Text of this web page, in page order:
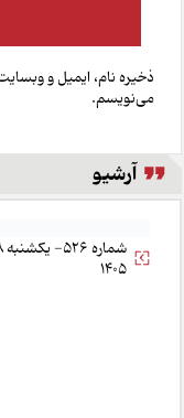
ذخیره نام، ایمیل و
می‌نویسم.
آرشیو